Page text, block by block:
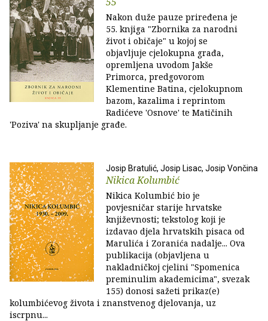
Nakon duže pauze priređena je
55. knjiga "Zbornika za narodni
život i običaje" u kojoj se
objavljuje cjelokupna građa,
opremljena uvodom Jakše
Primorca, predgovorom
Klementine Batina, cjelokupnom
bazom, kazalima i reprintom
Radićeve 'Osnove' te Matičinih
'Poziva' na skupljanje građe.
Josip Bratulić, Josip Lisac, Josip Vončina
Nikica Kolumbić
Nikica Kolumbić bio je
povjesničar starije hrvatske
književnosti; tekstolog koji je
izdavao djela hrvatskih pisaca od
Marulića i Zoranića nadalje... Ova
publikacija (objavljena u
nakladničkoj cjelini "Spomenica
preminulim akademicima", svezak
155) donosi sažeti prikaz(e)
kolumbićevog života i znanstvenog djelovanja, uz
iscrpnu...